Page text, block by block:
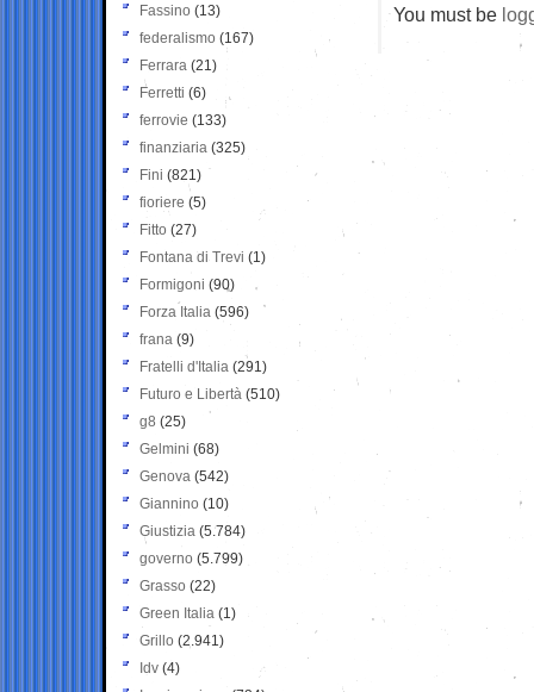
You must be
Fassino (13)
federalismo (167)
Ferrara (21)
Ferretti (6)
ferrovie (133)
finanziaria (325)
Fini (821)
fioriere (5)
Fitto (27)
Fontana di Trevi (1)
Formigoni (90)
Forza Italia (596)
frana (9)
Fratelli d'Italia (291)
Futuro e Libertà (510)
g8 (25)
Gelmini (68)
Genova (542)
Giannino (10)
Giustizia (5.784)
governo (5.799)
Grasso (22)
Green Italia (1)
Grillo (2.941)
Idv (4)